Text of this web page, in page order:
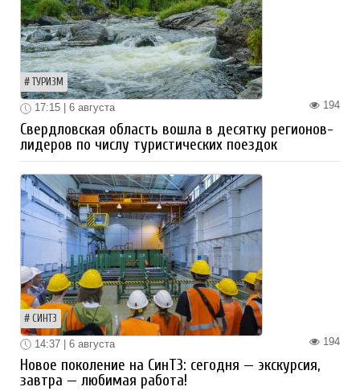
ТУРИЗМ
194
17:15 | 6 августа
Свердловская область вошла в десятку регионов-
лидеров по числу туристических поездок
СИНТЗ
194
14:37 | 6 августа
Новое поколение на СинТЗ: сегодня — экскурсия,
завтра — любимая работа!